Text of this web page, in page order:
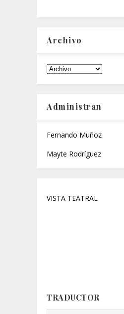
Archivo
Administran
Fernando Muñoz
Mayte Rodríguez
VISTA TEATRAL
TRADUCTOR